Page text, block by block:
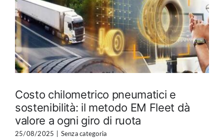
Costo chilometrico pneumatici e
sostenibilità: il metodo EM Fleet dà
valore a ogni giro di ruota
25/08/2025 Senza categoria